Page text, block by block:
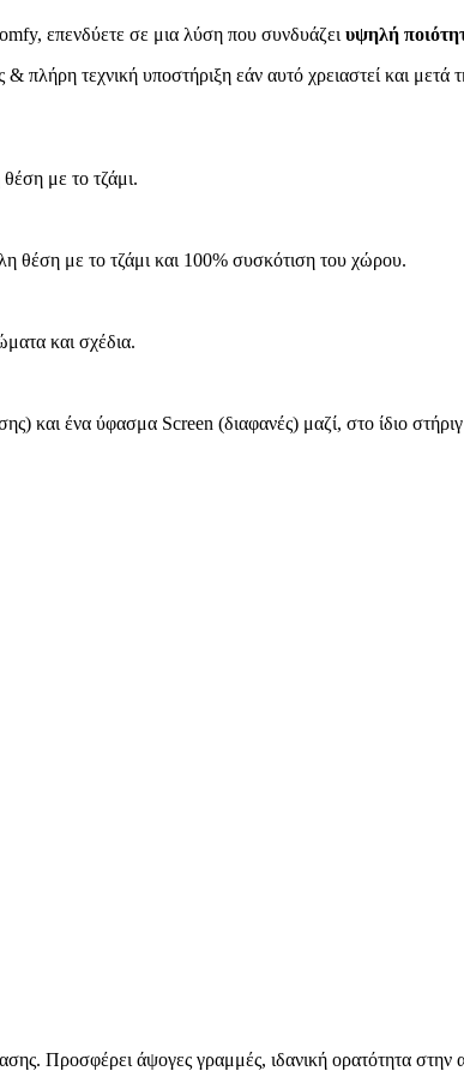
επενδύετε σε μια λύση που συνδυάζει υψηλή
πλήρη τεχνική υποστήριξη εάν αυτό χρειαστεί και μετά
με το τζάμι.
θέση με το τζάμι και 100% συσκότιση του χώρου.
και σχέδια.
και ένα ύφασμα Screen (διαφανές) μαζί, στο ίδιο
Προσφέρει άψογες γραμμές, ιδανική ορατότητα στην